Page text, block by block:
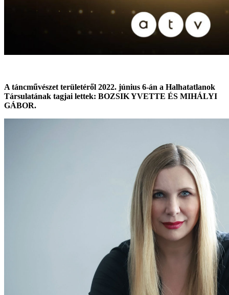
A táncművészet területéről 2022. június 6-án a Halhatatlanok
Társulatának tagjai lettek: BOZSIK YVETTE ÉS MIHÁLYI
GÁBOR.